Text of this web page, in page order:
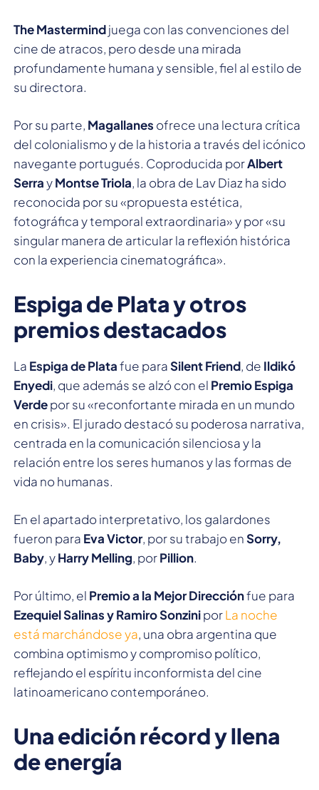
The Mastermindjuega con las convenciones del
cine de atracos, pero desde una mirada
profundamente humana y sensible, fiel al estilo de
su directora.
Por su parte, Magallanes ofrece una lectura crítica
del colonialismo y de la historia a través del icónico
navegante portugués. Coproducida porAlbert
SerrayMontse Triola, la obra de Lav Diaz ha sido
reconocida por su «propuesta estética,
fotográfica y temporal extraordinaria» y por «su
singular manera de articular la reflexión histórica
con la experiencia cinematográfica».
Espiga de Plata y otros
premios destacados
La Espiga de Platafue paraSilent Friend, de Ildikó
Enyedi, que además se alzó con el Premio Espiga
Verdepor su «reconfortante mirada en un mundo
en crisis». El jurado destacó su poderosa narrativa,
centrada en la comunicación silenciosa y la
relación entre los seres humanos y las formas de
vida no humanas.
En el apartado interpretativo, los galardones
fueron para Eva Victor, por su trabajo enSorry,
Baby, yHarry Melling, porPillion.
Por último, el Premio a la Mejor Direcciónfue para
Ezequiel Salinas y Ramiro SonziniporLa noche
está marchándose ya, una obra argentina que
combina optimismo y compromiso político,
reflejando el espíritu inconformista del cine
latinoamericano contemporáneo.
Una edición récord y llena
de energía